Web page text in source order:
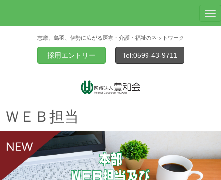
N
a
a
志摩、鳥羽、伊勢に広がる医療・介護・福祉のネットワーク
採用エントリー Tel:0599-43-9711
ＷＥＢ担当